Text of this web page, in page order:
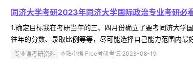
同济大学考研2023年同济大学国际政治专业考研必
1.确定目标我在考研当年的三、四月份确立了要考同济大学
往年的分数、录取比例等等，尽可能选择自己能力范围内
专业课考研资料 本站小编 Free考研考试 2023-08-19